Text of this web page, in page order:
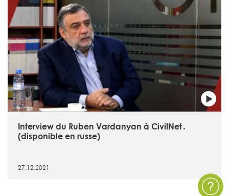
Interview du Ruben Vardanyan à CivilNet․
(disponible en russe)
27.12.2021